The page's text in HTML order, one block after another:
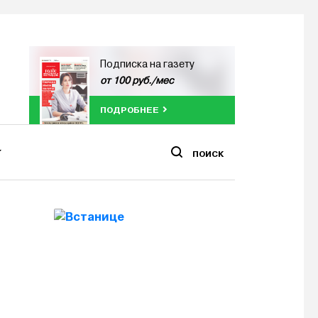
Подписка на газету
от 100 руб./мес
ПОДРОБНЕЕ
ПОИСК